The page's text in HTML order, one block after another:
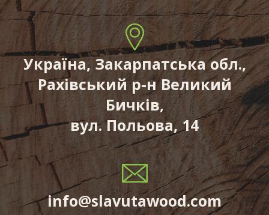
Україна, Закарпатська обл.,
Рахівський р-н Великий
Бичків,
вул. Польова, 14
info@slavutawood.com